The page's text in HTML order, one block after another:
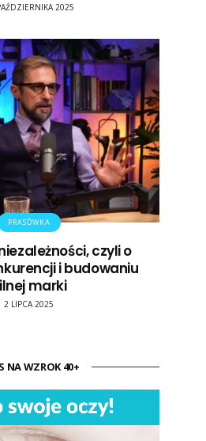
2025
PRASÓWKA
czyli o
i budowaniu
marki
2 LIPCA 2025
NA WZROK 40+